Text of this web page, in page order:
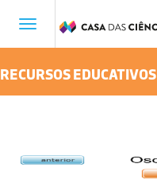
Toggle
RECURSOS EDUCATIVOS